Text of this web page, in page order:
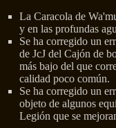
La Caracola de
y en las profundas
Se ha corregido un
de JcJ del Cajón de
más bajo del que
calidad poco común.
Se ha corregido un
objeto de algunos
Legión que se